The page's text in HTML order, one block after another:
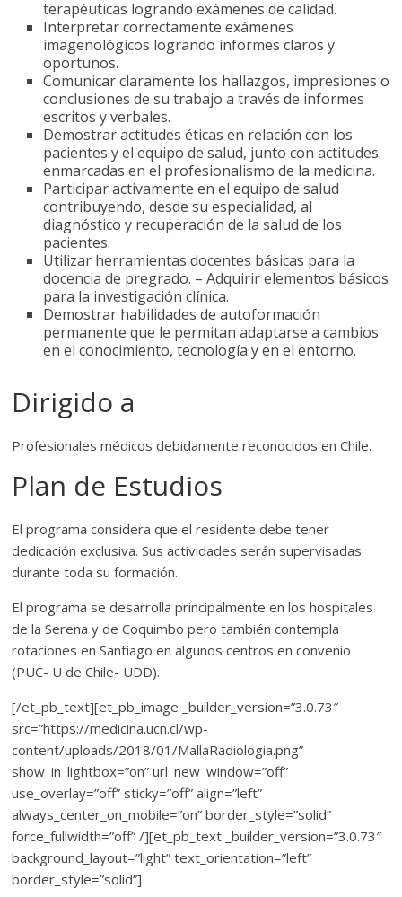
terapéuticas logrando exámenes de calidad.
Interpretar correctamente exámenes
imagenológicos logrando informes claros y
oportunos.
Comunicar claramente los hallazgos, impresiones o
conclusiones de su trabajo a través de informes
escritos y verbales.
Demostrar actitudes éticas en relación con los
pacientes y el equipo de salud, junto con actitudes
enmarcadas en el profesionalismo de la medicina.
Participar activamente en el equipo de salud
contribuyendo, desde su especialidad, al
diagnóstico y recuperación de la salud de los
pacientes.
Utilizar herramientas docentes básicas para la
docencia de pregrado. – Adquirir elementos básicos
para la investigación clínica.
Demostrar habilidades de autoformación
permanente que le permitan adaptarse a cambios
en el conocimiento, tecnología y en el entorno.
Dirigido a
Profesionales médicos debidamente reconocidos en Chile.
Plan de Estudios
El programa considera que el residente debe tener
dedicación exclusiva. Sus actividades serán supervisadas
durante toda su formación.
El programa se desarrolla principalmente en los hospitales
de la Serena y de Coquimbo pero también contempla
rotaciones en Santiago en algunos centros en convenio
(PUC- U de Chile- UDD).
[/et_pb_text][et_pb_image _builder_version=”3.0.73″
src=”https://medicina.ucn.cl/wp-
content/uploads/2018/01/MallaRadiologia.png”
show_in_lightbox=”on” url_new_window=”off”
use_overlay=”off” sticky=”off” align=”left”
always_center_on_mobile=”on” border_style=”solid”
force_fullwidth=”off” /][et_pb_text _builder_version=”3.0.73″
background_layout=”light” text_orientation=”left”
border_style=”solid”]